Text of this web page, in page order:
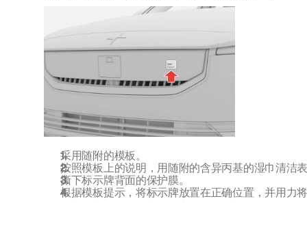
采用随附的模板。
按照模板上的说明，用随附的含异丙基的湿巾清洁
撕下标示牌背面的保护膜。
根据模板提示，将标示牌放置在正确位置，并用力